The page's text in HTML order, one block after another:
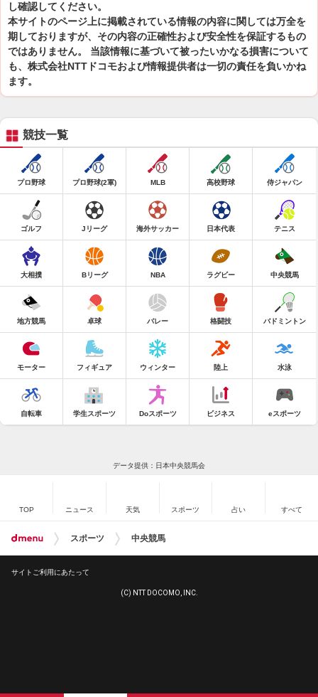
し確認してください。
本サイトのページ上に掲載されている情報の内容に関しては万全を
期しておりますが、その内容の正確性および安全性を保証するもの
ではありません。 当該情報に基づいて被ったいかなる損害について
も、株式会社NTTドコモおよび情報提供者は一切の責任を負いかね
ます。
競技一覧
プロ野球 プロ野球(2軍) MLB 高校野球 侍ジャパン
ゴルフ Jリーグ 海外サッカー 日本代表 テニス
大相撲 Bリーグ NBA ラグビー 中央競馬
地方競馬 卓球 バレー 格闘技 バドミントン
モーター フィギュア ウィンター 陸上 水泳
自転車 学生スポーツ Doスポーツ ビジネス eスポーツ
データ提供：日本中央競馬会
TOP ニュース 天気 スポーツ 占い すべて
スポーツ 中央競馬
サイトご利用にあたって
(C) NTT DOCOMO, INC.